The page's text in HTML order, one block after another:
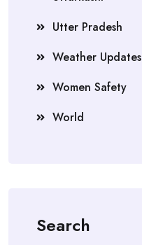
Utter Pradesh
Weather Updates
Women Safety
World
Search